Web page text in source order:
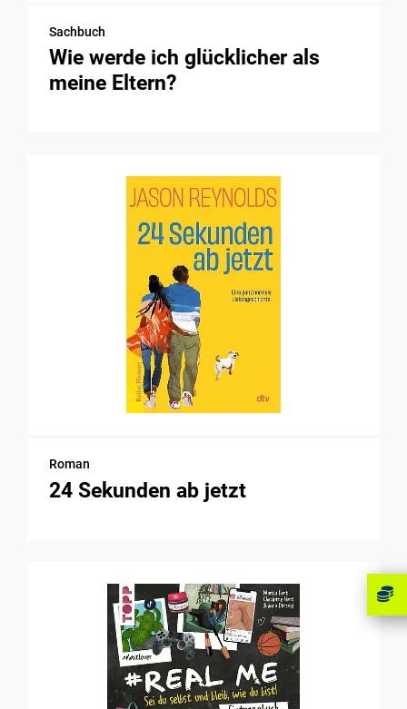
Sachbuch
Wie werde ich glücklicher als
meine Eltern?
Roman
24 Sekunden ab jetzt